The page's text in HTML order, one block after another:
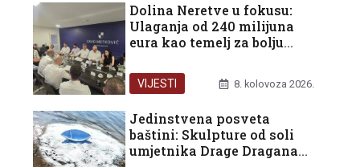
Dolina Neretve u fokusu:
Ulaganja od 240 milijuna
eura kao temelj za bolju
VIJESTI 8. kolovoza 2026.
Jedinstvena posveta
baštini: Skulpture od soli
umjetnika Drage Dragana